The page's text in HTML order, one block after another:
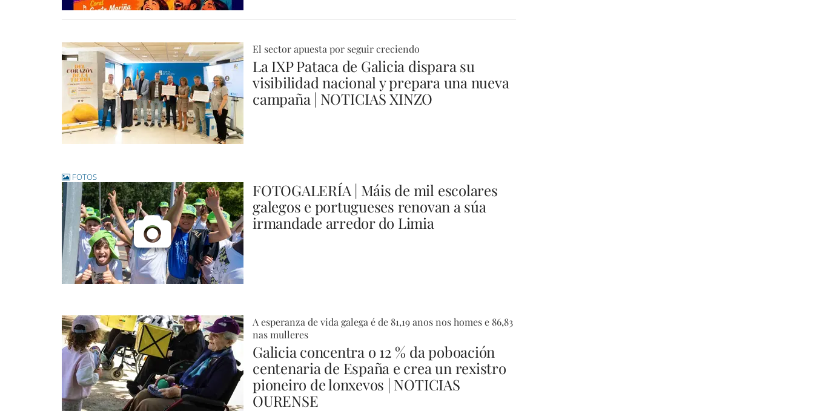
El sector apuesta por seguir creciendo
La IXP Pataca de Galicia dispara su
visibilidad nacional y prepara una nueva
campaña | NOTICIAS XINZO
FOTOS
FOTOGALERÍA | Máis de mil escolares
galegos e portugueses renovan a súa
irmandade arredor do Limia
A esperanza de vida galega é de 81,19 anos nos homes e 86,83
nas mulleres
Galicia concentra o 12 % da poboación
centenaria de España e crea un rexistro
pioneiro de lonxevos | NOTICIAS
OURENSE